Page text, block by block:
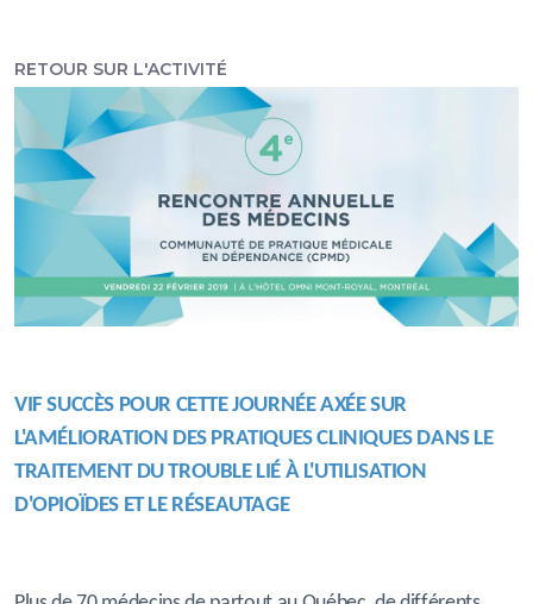
RETOUR SUR L'ACTIVITÉ
VIF SUCCÈS POUR CETTE JOURNÉE AXÉE SUR
L'AMÉLIORATION DES PRATIQUESCLINIQUESDANS LE
TRAITEMENT DU TROUBLE LIÉ À L'UTILISATION
D'OPIOÏDES ET LE RÉSEAUTAGE